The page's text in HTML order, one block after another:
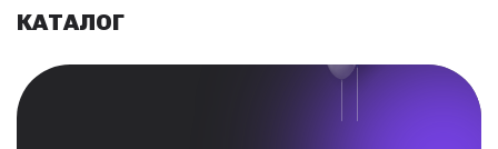
КАТАЛОГ